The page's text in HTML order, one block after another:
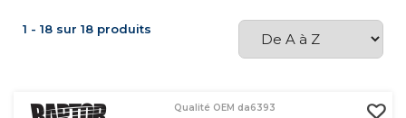
1 - 18 sur 18 produits
Qualité OEM da6393